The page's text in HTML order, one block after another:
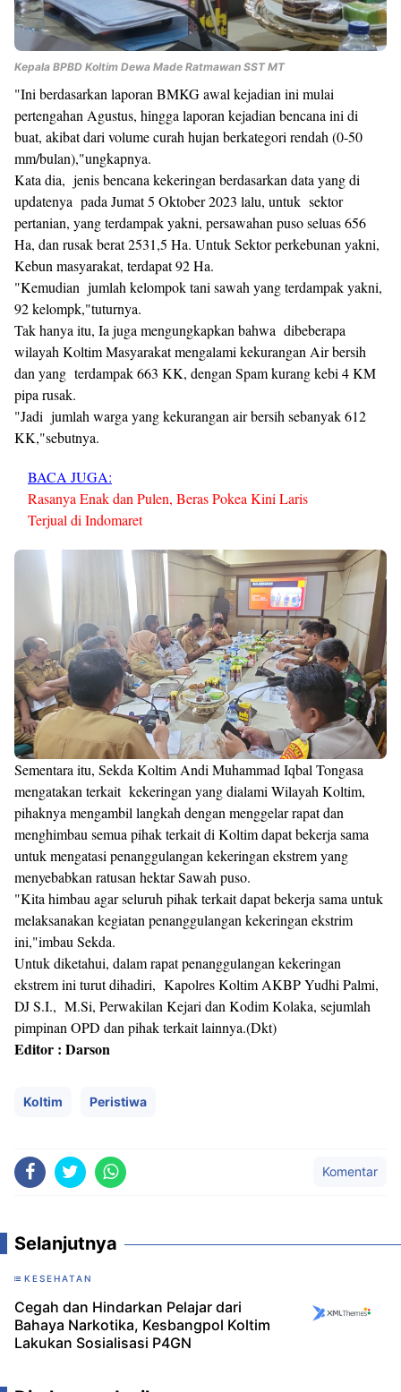
Kepala BPBD Koltim Dewa Made Ratmawan SST MT
"Ini berdasarkan laporan BMKG awal kejadian ini mulai
pertengahan Agustus, hingga laporan kejadian bencana ini di
buat, akibat dari volume curah hujan berkategori rendah (0-50
mm/bulan),"ungkapnya.
Kata dia, jenis bencana kekeringan berdasarkan data yang di
updatenya pada Jumat 5 Oktober 2023 lalu, untuk sektor
pertanian, yang terdampak yakni, persawahan puso seluas 656
Ha, dan rusak berat 2531,5 Ha. Untuk Sektor perkebunan yakni,
Kebun masyarakat, terdapat 92 Ha.
"Kemudian jumlah kelompok tani sawah yang terdampak yakni,
92 kelompk,"tuturnya.
Tak hanya itu, Ia juga mengungkapkan bahwa dibeberapa
wilayah Koltim Masyarakat mengalami kekurangan Air bersih
dan yang terdampak 663 KK, dengan Spam kurang kebi 4 KM
pipa rusak.
"Jadi jumlah warga yang kekurangan air bersih sebanyak 612
KK,"sebutnya.
BACA JUGA:
Rasanya Enak dan Pulen, Beras Pokea Kini Laris
Terjual di Indomaret
Sementara itu, Sekda Koltim Andi Muhammad Iqbal Tongasa
mengatakan terkait kekeringan yang dialami Wilayah Koltim,
pihaknya mengambil langkah dengan menggelar rapat dan
menghimbau semua pihak terkait di Koltim dapat bekerja sama
untuk mengatasi penanggulangan kekeringan ekstrem yang
menyebabkan ratusan hektar Sawah puso.
"Kita himbau agar seluruh pihak terkait dapat bekerja sama untuk
melaksanakan kegiatan penanggulangan kekeringan ekstrim
ini,"imbau Sekda.
Untuk diketahui, dalam rapat penanggulangan kekeringan
ekstrem ini turut dihadiri, Kapolres Koltim AKBP Yudhi Palmi,
DJ S.I., M.Si, Perwakilan Kejari dan Kodim Kolaka, sejumlah
pimpinan OPD dan pihak terkait lainnya.(Dkt)
Editor : Darson
Koltim Peristiwa
Komentar
Selanjutnya
KESEHATAN
Cegah dan Hindarkan Pelajar dari
Bahaya Narkotika, Kesbangpol Koltim
Lakukan Sosialisasi P4GN